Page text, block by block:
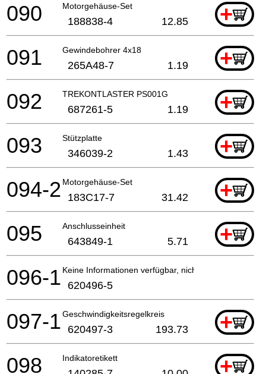
Motorgehäuse-Set +
090 188838-4 12.85
Gewindebohrer 4x18 +
091 265A48-7 1.19
TREKONTLASTER PS001G +
092 687261-5 1.19
Stützplatte +
093 346039-2 1.43
Motorgehäuse-Set +
094-2 183C17-7 31.42
Anschlusseinheit +
095 643849-1 5.71
Keine Informationen verfügbar, nicht bestellbar
096-1 620496-5
Geschwindigkeitsregelkreis +
097-1 620497-3 193.73
Indikatoretikett +
098